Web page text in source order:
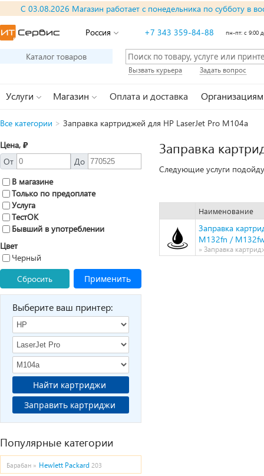
С 03.08.2026 Магазин работает с понедельника по субботу в
Россия +7 343 359-84-88 пн-пт: с 9:00
Каталог товаров
Вызвать курьера Задать вопрос
Услуги Магазин Оплата и доставка Организациям
Все категории > Заправка картриджей для HP LaserJet Pro M104a
Цена, ₽
От
До
В магазине
Только по предоплате
Услуга
ТестОК
Бывший в употреблении
Цвет
Черный
Сбросить
Применить
Выберите ваш принтер:
Найти картриджи
Заправить картриджи
Популярные категории
Барабан » Hewlett Packard 203
Заправка
Следующие услуги
Наименование
Заправка
M132fn /
» Заправка